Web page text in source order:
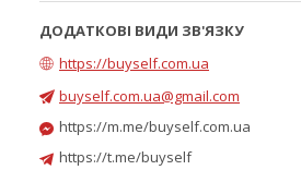
https://buyself.com.ua
buyself.com.ua@gmail.com
https://m.me/buyself.com.ua
https://t.me/buyself